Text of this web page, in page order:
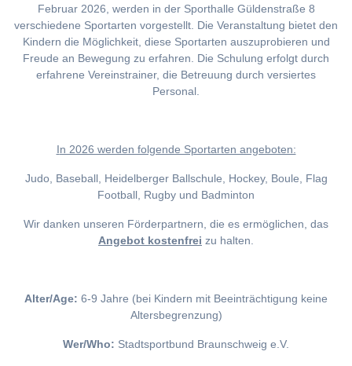
Februar 2026, werden in der Sporthalle Güldenstraße 8
verschiedene Sportarten vorgestellt. Die Veranstaltung bietet den
Kindern die Möglichkeit, diese Sportarten auszuprobieren und
Freude an Bewegung zu erfahren. Die Schulung erfolgt durch
erfahrene Vereinstrainer, die Betreuung durch versiertes
Personal.
In 2026 werden folgende Sportarten angeboten:
Judo, Baseball, Heidelberger Ballschule, Hockey, Boule, Flag
Football, Rugby und Badminton
Wir danken unseren Förderpartnern, die es ermöglichen, das
Angebot kostenfrei zu halten.
Alter/Age: 6-9 Jahre (bei Kindern mit Beeinträchtigung keine
Altersbegrenzung)
Wer/Who: Stadtsportbund Braunschweig e.V.